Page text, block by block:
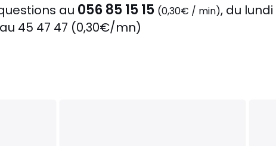
au 056 85 15 15 (0,30€ / min), du lundi
45 47 47 (0,30€/mn)